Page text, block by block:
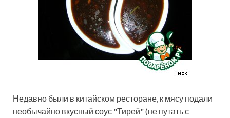
Недавно были в китайском ресторане, к мясу подали
необычайно вкусный соус "Тирей" (не путать с